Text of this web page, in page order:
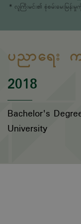
* လူကြီးမင်း၏ စုံစမ်းမေးမြန်
ပညာရေး
2018
Bachelor's
University